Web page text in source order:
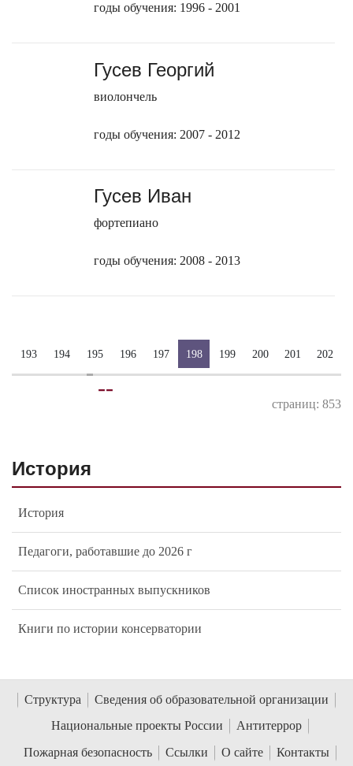
годы обучения: 1996 - 2001
Гусев Георгий
виолончель
годы обучения: 2007 - 2012
Гусев Иван
фортепиано
годы обучения: 2008 - 2013
193 194 195 196 197 198 199 200 201 202
--
страниц: 853
История
История
Педагоги, работавшие до 2026 г
Список иностранных выпускников
Книги по истории консерватории
Структура
Сведения об образовательной организации
Национальные проекты России
Антитеррор
Пожарная безопасность
Ссылки О сайте Контакты